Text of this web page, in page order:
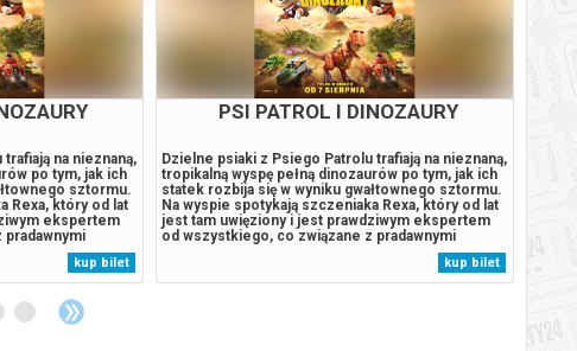
na nieznaną,
po tym, jak ich
sztormu.
Rexa, który od lat
ekspertem
kontroli, gdy
Humdinger,
kup bilet
PSI PATROL I DINOZAURY
Dzielne psiaki z Psiego Patrolu trafiają na nieznaną,
tropikalną wyspę pełną dinozaurów po tym, jak ich
statek rozbija się w wyniku gwałtownego sztormu.
Na wyspie spotykają szczeniaka Rexa, który od lat
jest tam uwięziony i jest prawdziwym ekspertem
od wszystkiego, co związane z pradawnymi
gadami. Sytuacja wymyka się spod kontroli, gdy
odwieczny rywal piesków, burmistrz Humdinger,
zaczyna pozyskiwać...
kup bilet